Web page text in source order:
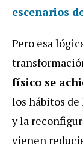
escenarios
Pero esa
físico se
los hábitos de
y la
vienen